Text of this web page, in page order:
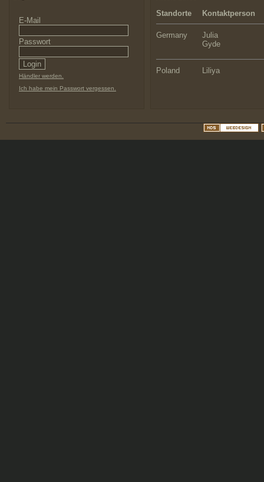
E-Mail
Passwort
Händler werden.
Ich habe mein Passwort vergessen.
Standorte Kontaktperson
Germany
Julia
Gyde
Poland Liliya